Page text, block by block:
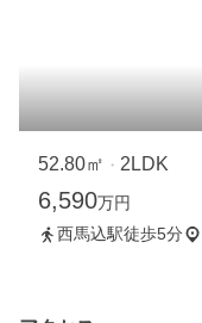
52.80㎡ ・ 2LDK
6,590万円
西馬込駅徒歩5分